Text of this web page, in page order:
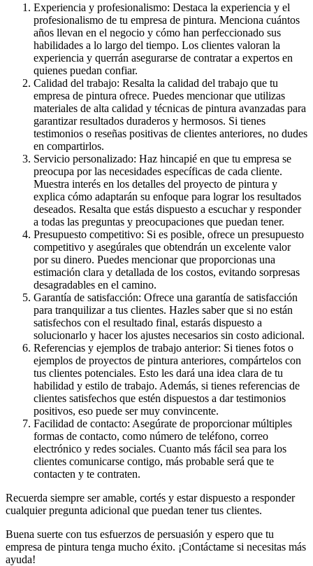
Experiencia y profesionalismo: Destaca la experiencia y el
profesionalismo de tu empresa de pintura. Menciona cuántos
años llevan en el negocio y cómo han perfeccionado sus
habilidades a lo largo del tiempo. Los clientes valoran la
experiencia y querrán asegurarse de contratar a expertos en
quienes puedan confiar.
Calidad del trabajo: Resalta la calidad del trabajo que tu
empresa de pintura ofrece. Puedes mencionar que utilizas
materiales de alta calidad y técnicas de pintura avanzadas para
garantizar resultados duraderos y hermosos. Si tienes
testimonios o reseñas positivas de clientes anteriores, no dudes
en compartirlos.
Servicio personalizado: Haz hincapié en que tu empresa se
preocupa por las necesidades específicas de cada cliente.
Muestra interés en los detalles del proyecto de pintura y
explica cómo adaptarán su enfoque para lograr los resultados
deseados. Resalta que estás dispuesto a escuchar y responder
a todas las preguntas y preocupaciones que puedan tener.
Presupuesto competitivo: Si es posible, ofrece un presupuesto
competitivo y asegúrales que obtendrán un excelente valor
por su dinero. Puedes mencionar que proporcionas una
estimación clara y detallada de los costos, evitando sorpresas
desagradables en el camino.
Garantía de satisfacción: Ofrece una garantía de satisfacción
para tranquilizar a tus clientes. Hazles saber que si no están
satisfechos con el resultado final, estarás dispuesto a
solucionarlo y hacer los ajustes necesarios sin costo adicional.
Referencias y ejemplos de trabajo anterior: Si tienes fotos o
ejemplos de proyectos de pintura anteriores, compártelos con
tus clientes potenciales. Esto les dará una idea clara de tu
habilidad y estilo de trabajo. Además, si tienes referencias de
clientes satisfechos que estén dispuestos a dar testimonios
positivos, eso puede ser muy convincente.
Facilidad de contacto: Asegúrate de proporcionar múltiples
formas de contacto, como número de teléfono, correo
electrónico y redes sociales. Cuanto más fácil sea para los
clientes comunicarse contigo, más probable será que te
contacten y te contraten.
Recuerda siempre ser amable, cortés y estar dispuesto a responder
cualquier pregunta adicional que puedan tener tus clientes.
Buena suerte con tus esfuerzos de persuasión y espero que tu
empresa de pintura tenga mucho éxito. ¡Contáctame si necesitas más
ayuda!